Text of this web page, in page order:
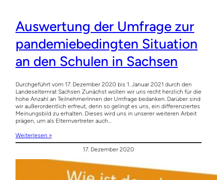
Auswertung der Umfrage zur
pandemiebedingten Situation
an den Schulen in Sachsen
Durchgeführt vom 17. Dezember 2020 bis 1. Januar 2021 durch den
Landeselternrat Sachsen Zunächst wollen wir uns recht herzlich für die
hohe Anzahl an TeilnehmerInnen der Umfrage bedanken. Darüber sind
wir außerordentlich erfreut, denn so gelingt es uns, ein differenziertes
Meinungsbild zu erhalten. Dieses wird uns in unserer weiteren Arbeit
prägen, um als Elternvertreter auch…
Weiterlesen »
17. Dezember 2020